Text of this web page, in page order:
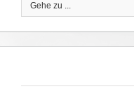
Gehe zu ...